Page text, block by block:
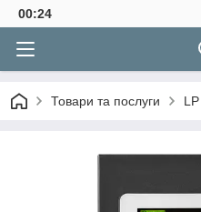
00:24
Товари та послуги LP